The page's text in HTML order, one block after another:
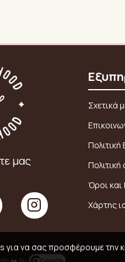
μας
Σχετικά
Όροι
Χάρτης
να σας προσφέρουμε την